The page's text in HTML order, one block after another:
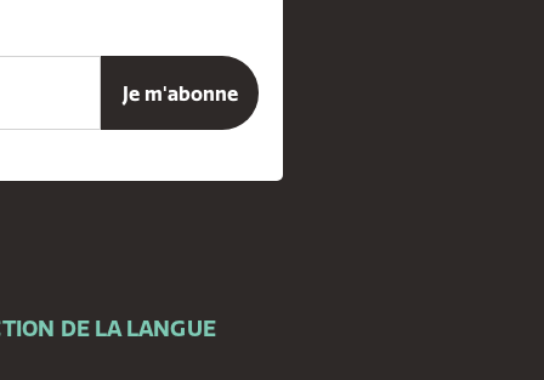
DE LA LANGUE